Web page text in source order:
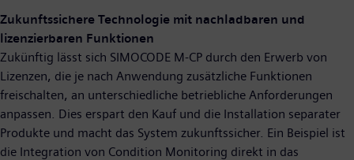
Zukunftssichere Technologie mit nachladbaren und
lizenzierbaren Funktionen
Zukünftig lässt sich SIMOCODE M-CP durch den Erwerb von
Lizenzen, die je nach Anwendung zusätzliche Funktionen
freischalten, an unterschiedliche betriebliche Anforderungen
anpassen. Dies erspart den Kauf und die Installation separater
Produkte und macht das System zukunftssicher. Ein Beispiel ist
die Integration von Condition Monitoring direkt in das